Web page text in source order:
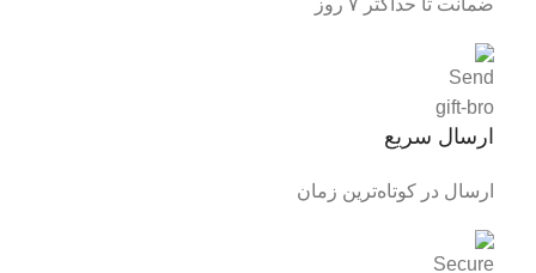
ارسال سریع
ارسال در کوتاه‌ترین زمان
ضمانت تا حداکثر ۷ روز